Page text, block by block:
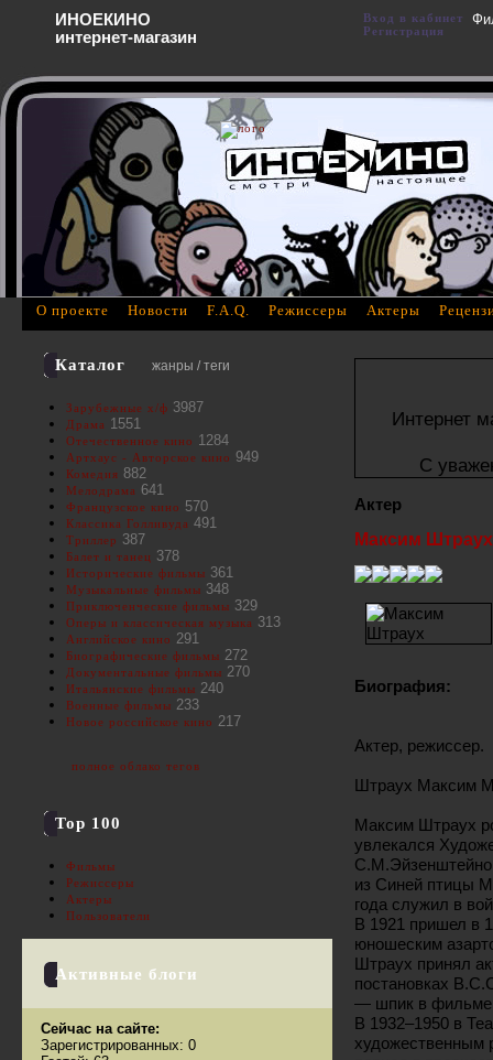
Интернет
С
Актер
Максим Штраух
Биография:
Актер, режиссер.
Штраух Максим
Максим Штраух
увлекался
из Синей птицы
года служил в
В 1921 пришел в
юношеским
Штраух принял
постановках
— шпик в фильме
В 1932–1950 в
художественным
Каталог жанры / теги
Зарубежные х/ф 3987
Драма 1551
Отечественное кино 1284
Артхаус - Авторское кино 949
Комедия 882
Мелодрама 641
Французское кино 570
Классика Голливуда 491
Триллер 387
Балет и танец 378
Исторические фильмы 361
Музыкальные фильмы 348
Приключенческие фильмы 329
Оперы и классическая музыка 313
Английское кино 291
Биографические фильмы 272
Документальные фильмы 270
Итальянские фильмы 240
Военные фильмы 233
Новое российское кино 217
полное облако тегов
Top 100
Фильмы
Режиссеры
Актеры
Пользователи
Активные блоги
Сейчас на сайте:
Зарегистрированных: 0
О проекте Новости F.A.Q. Режиссеры Актеры
ИНОЕКИНО
интернет-магазин
Вход в кабинет
Регистрация